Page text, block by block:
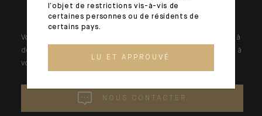
Votre patrimoine est unique et requiert des réponses spécifiques à
des problématiques singulières. Jour après jour, nos experts sont à
votre écoute.
NOUS CONTACTER
l’objet de restrictions vis-à-vis de
certaines personnes ou de résidents de
certains pays.
LU ET APPROUVÉ